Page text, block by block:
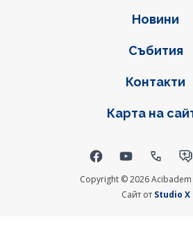
Новини
Събития
Контакти
Карта на
Copyright © 2026 Acibadem
Social links
Сайт от Studio X